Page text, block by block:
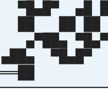
▄█ ██
▀█▄▀▀▄
▄██▄